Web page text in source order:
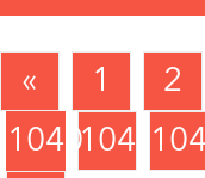
« 1 2
10401041